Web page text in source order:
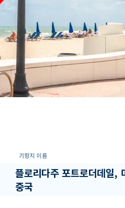
기항지 이름
플로리다주 포트로더데일,
중국